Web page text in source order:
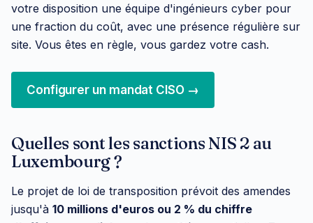
votre disposition une équipe d'ingénieurs cyber pour
une fraction du coût, avec une présence régulière sur
site. Vous êtes en règle, vous gardez votre cash.
Configurer un mandat CISO →
Quelles sont les sanctions NIS 2 au
Luxembourg ?
Le projet de loi de transposition prévoit des amendes
jusqu'à 10 millions d'euros ou 2 % du chiffre